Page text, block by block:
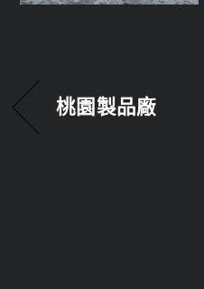
桃園製品廠